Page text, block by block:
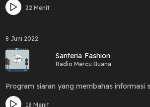
22 Menit
8 Juni 2022
Santeria Fashion
Radio Mercu Buana
Program siaran yang membahas informasi
18 Menit